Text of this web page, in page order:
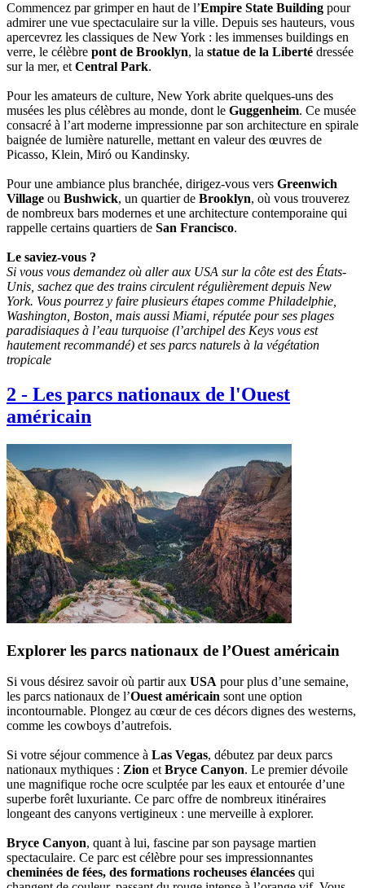
Commencez par grimper en haut de l’Empire State Building pour
admirer une vue spectaculaire sur la ville. Depuis ses hauteurs, vous
apercevrez les classiques de New York : les immenses buildings en
verre, le célèbre pont de Brooklyn, la statue de la Liberté dressée
sur la mer, et Central Park.
Pour les amateurs de culture, New York abrite quelques-uns des
musées les plus célèbres au monde, dont le Guggenheim. Ce musée
consacré à l’art moderne impressionne par son architecture en spirale
baignée de lumière naturelle, mettant en valeur des œuvres de
Picasso, Klein, Miró ou Kandinsky.
Pour une ambiance plus branchée, dirigez-vous vers Greenwich
Village ou Bushwick, un quartier de Brooklyn, où vous trouverez
de nombreux bars modernes et une architecture contemporaine qui
rappelle certains quartiers de San Francisco.
Le saviez-vous ?
Si vous vous demandez où aller aux USA sur la côte est des États-
Unis, sachez que des trains circulent régulièrement depuis New
York. Vous pourrez y faire plusieurs étapes comme Philadelphie,
Washington, Boston, mais aussi Miami, réputée pour ses plages
paradisiaques à l’eau turquoise (l’archipel des Keys vous est
hautement recommandé) et ses parcs naturels à la végétation
tropicale
2 - Les parcs nationaux de l'Ouest
américain
Explorer les parcs nationaux de l’Ouest américain
Si vous désirez savoir où partir aux USA pour plus d’une semaine,
les parcs nationaux de l’Ouest américain sont une option
incontournable. Plongez au cœur de ces décors dignes des westerns,
comme les cowboys d’autrefois.
Si votre séjour commence à Las Vegas, débutez par deux parcs
nationaux mythiques : Zion et Bryce Canyon. Le premier dévoile
une magnifique roche ocre sculptée par les eaux et entourée d’une
superbe forêt luxuriante. Ce parc offre de nombreux itinéraires
longeant des canyons vertigineux : une merveille à explorer.
Bryce Canyon, quant à lui, fascine par son paysage martien
spectaculaire. Ce parc est célèbre pour ses impressionnantes
cheminées de fées, des formations rocheuses élancées qui